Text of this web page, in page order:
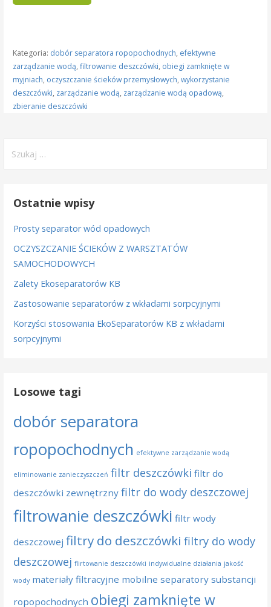
Kategoria: dobór separatora ropopochodnych, efektywne
zarządzanie wodą, filtrowanie deszczówki, obiegi zamknięte w
myjniach, oczyszczanie ścieków przemysłowych, wykorzystanie
deszczówki, zarządzanie wodą, zarządzanie wodą opadową,
zbieranie deszczówki
Ostatnie wpisy
Prosty separator wód opadowych
OCZYSZCZANIE ŚCIEKÓW Z WARSZTATÓW
SAMOCHODOWYCH
Zalety Ekoseparatorów KB
Zastosowanie separatorów z wkładami sorpcyjnymi
Korzyści stosowania EkoSeparatorów KB z wkładami
sorpcyjnymi
Losowe tagi
dobór separatora
ropopochodnych efektywne zarządzanie wodą
eliminowanie zanieczyszczeń filtr deszczówki filtr do
deszczówki zewnętrzny filtr do wody deszczowej
filtrowanie deszczówki filtr wody
deszczowej filtry do deszczówki filtry do wody
deszczowej flirtowanie deszczówki indywidualne działania jakość
wody materiały filtracyjne mobilne separatory substancji
ropopochodnych obiegi zamknięte w